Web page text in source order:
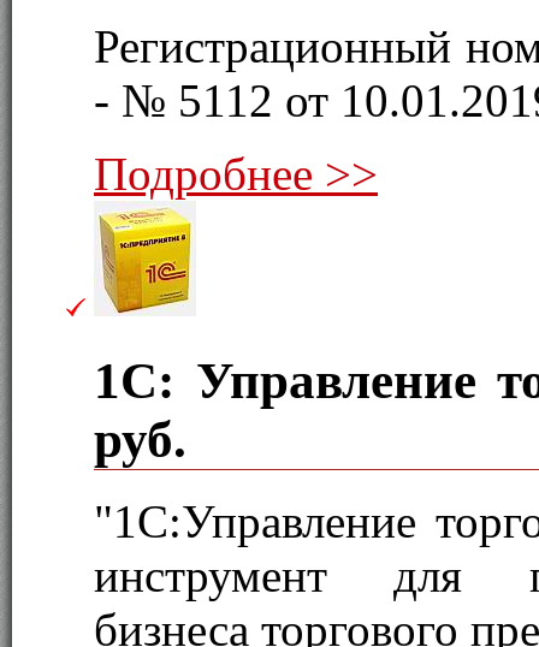
Регистрационный
- № 5112 от
Подробнее >>
1С: Управление
руб.
"1С:Управление
инструмент для
бизнеса торгового